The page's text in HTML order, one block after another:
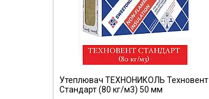
Утеплювач ТЕХНОНИКОЛЬ Техновент
Стандарт (80 кг/м3) 50 мм